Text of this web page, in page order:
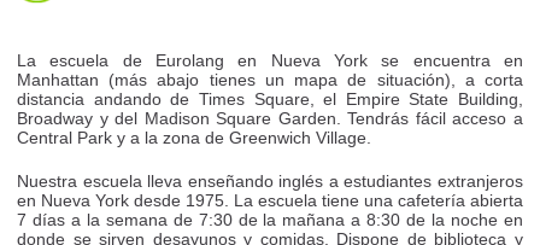
La escuela de Eurolang en Nueva York se encuentra en
Manhattan (más abajo tienes un mapa de situación), a corta
distancia andando de Times Square, el Empire State Building,
Broadway y del Madison Square Garden. Tendrás fácil acceso a
Central Park y a la zona de Greenwich Village.
Nuestra escuela lleva enseñando inglés a estudiantes extranjeros
en Nueva York desde 1975. La escuela tiene una cafetería abierta
7 días a la semana de 7:30 de la mañana a 8:30 de la noche en
donde se sirven desayunos y comidas. Dispone de biblioteca y